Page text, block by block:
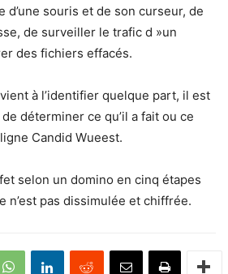
souris et de son curseur, de
de surveiller le trafic d »un
des fichiers effacés.
à l’identifier quelque part, il est
déterminer ce qu’il a fait ou ce
Candid Wueest.
selon un domino en cinq étapes
n’est pas dissimulée et chiffrée.